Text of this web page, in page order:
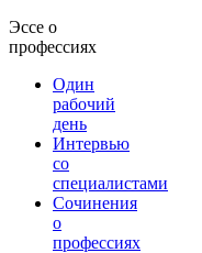
Эссе о
профессиях
Один
рабочий
день
Интервью
со
специалистами
Сочинения
о
профессиях